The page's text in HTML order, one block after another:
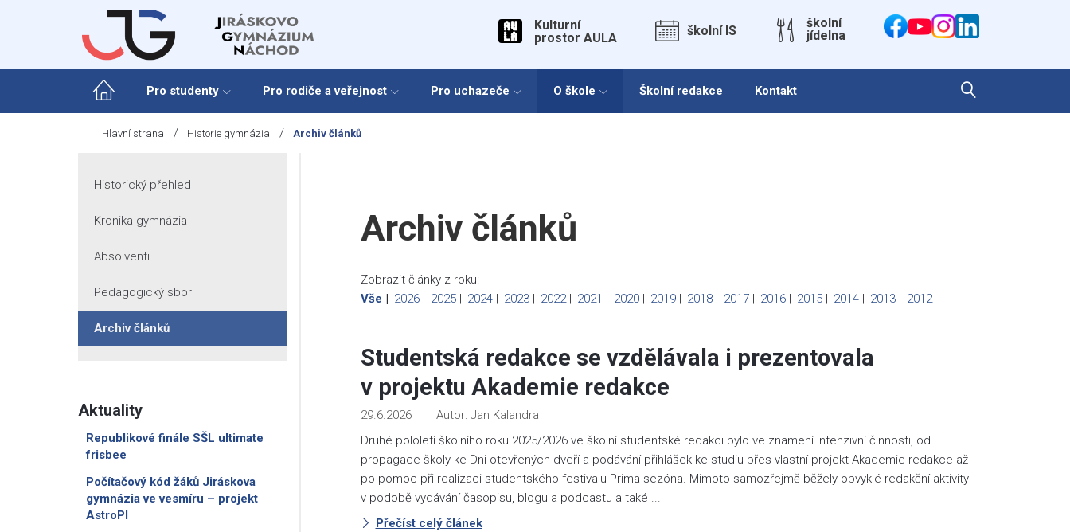
Kulturní
prostor AULA
školní IS
školní
jídelna
Pro studenty Pro rodiče a veřejnost Pro uchazeče O škole Školní redakce Kontakt
Hlavní strana / Historie gymnázia / Archiv článků
článků
Archiv článků
Zobrazit články z roku:
Vše
2026 2025 2024 2023 2022 2021 2020 2019 2018 2017 2016 2015 2014 2013 2012
Studentská redakce se vzdělávala i prezentovala
v projektu Akademie redakce
29.6.2026
Jan Kalandra
Druhé pololetí školního roku 2025/2026 ve školní studentské redakci bylo ve znamení intenzivní činnosti, od
propagace školy ke Dni otevřených dveří a podávání přihlášek ke studiu přes vlastní projekt Akademie redakce až
po pomoc při realizaci studentského festivalu Prima sezóna. Mimoto samozřejmě běžely obvyklé redakční aktivity
v podobě vydávání časopisu, blogu a podcastu a také ...
Přečíst celý článek
Historický přehled
Kronika gymnázia
Absolventi
Pedagogický sbor
Archiv článků
Aktuality
Republikové finále SŠL ultimate
frisbee
Počítačový kód žáků Jiráskova
gymnázia ve vesmíru – projekt
AstroPI